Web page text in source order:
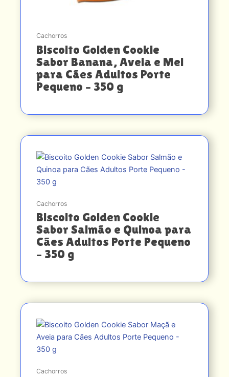
Cachorros
Biscoito Golden Cookie
Sabor Banana, Aveia e Mel
para Cães Adultos Porte
Pequeno – 350 g
Cachorros
Biscoito Golden Cookie
Sabor Salmão e Quinoa para
Cães Adultos Porte Pequeno
– 350 g
Cachorros